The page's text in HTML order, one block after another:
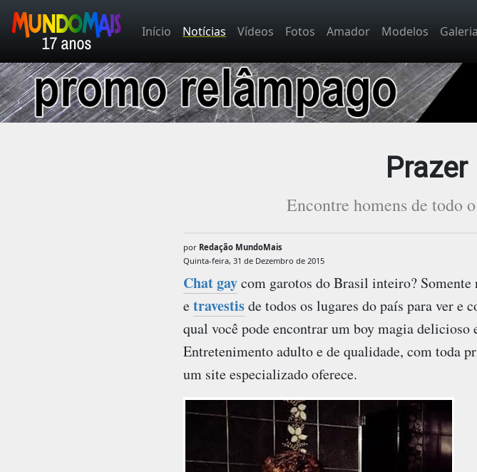
Início Notícias Vídeos Fotos Amador Modelos
Encontre homens de todo
por Redação MundoMais
Quinta-feira, 31 de Dezembro de 2015
Chat gaycom garotos do Brasil inteiro? Somente
etravestisde todos os lugares do país para ver e
qual você pode encontrar um boy magia
Entretenimento adulto e de qualidade, com toda
um site especializado oferece.